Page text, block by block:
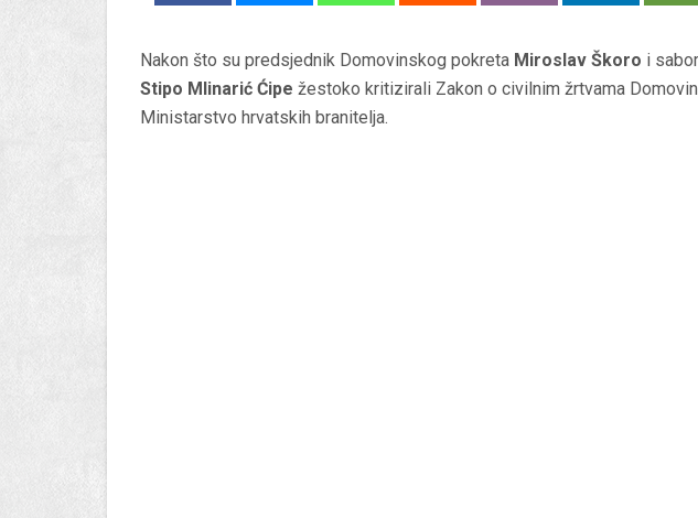
Nakon što su predsjednik Domovinskog pokreta Miroslav Škoro i
Stipo Mlinarić Ćipe žestoko kritizirali Zakon o civilnim žrtvama
Ministarstvo hrvatskih branitelja.